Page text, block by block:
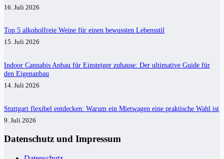
16. Juli 2026
Top 5 alkoholfreie Weine für einen bewussten Lebensstil
15. Juli 2026
Indoor Cannabis Anbau für Einsteiger zuhause: Der ultimative Guide für
den Eigenanbau
14. Juli 2026
Stuttgart flexibel entdecken: Warum ein Mietwagen eine praktische Wahl ist
9. Juli 2026
Datenschutz und Impressum